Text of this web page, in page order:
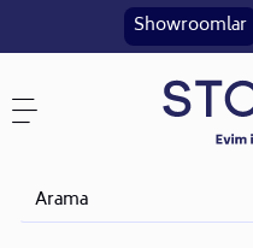
Showroomlar